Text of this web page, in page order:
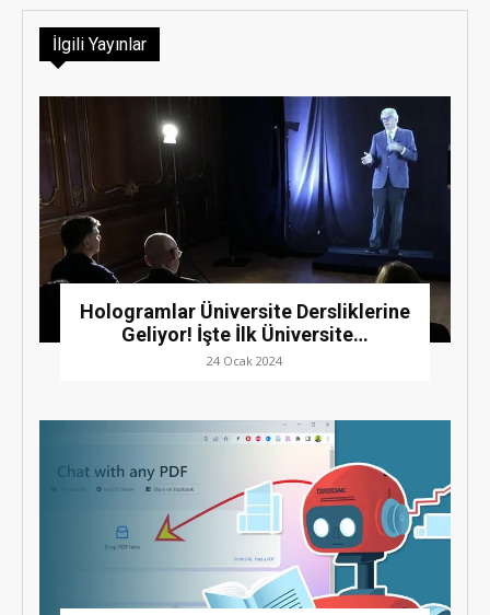
İlgili Yayınlar
Hologramlar Üniversite Dersliklerine
Geliyor! İşte İlk Üniversite…
24 Ocak 2024